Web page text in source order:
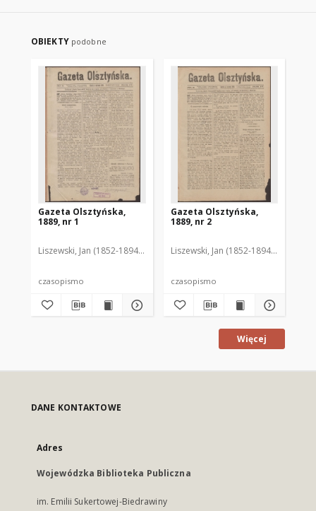
OBIEKTY podobne
Gazeta Olsztyńska,
1889, nr 1
Liszewski, Jan (1852-1894). Red.
czasopismo
Gazeta Olsztyńska,
1889, nr 2
Liszewski, Jan (1852-1894). Red.
czasopismo
Więcej
DANE KONTAKTOWE
Adres
Wojewódzka Biblioteka Publiczna
im. Emilii Sukertowej-Biedrawiny